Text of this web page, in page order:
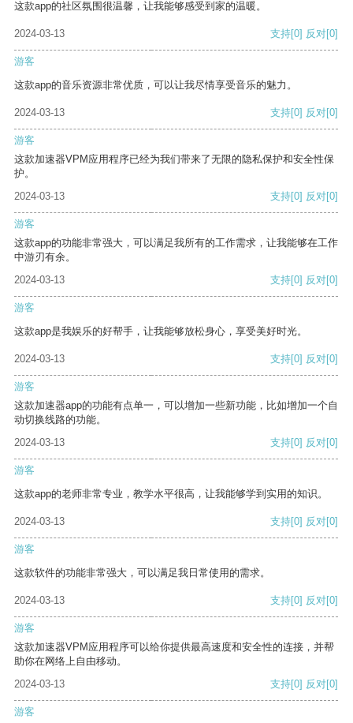
这款app的社区氛围很温馨，让我能够感受到家的温暖。
2024-03-13 支持[0] 反对[0]
游客
这款app的音乐资源非常优质，可以让我尽情享受音乐的魅力。
2024-03-13 支持[0] 反对[0]
游客
这款加速器VPM应用程序已经为我们带来了无限的隐私保护和安全性保
护。
2024-03-13
支持[0] 反对[0]
游客
这款app的功能非常强大，可以满足我所有的工作需求，让我能够在工作
中游刃有余。
2024-03-13
支持[0] 反对[0]
游客
这款app是我娱乐的好帮手，让我能够放松身心，享受美好时光。
2024-03-13 支持[0] 反对[0]
游客
这款加速器app的功能有点单一，可以增加一些新功能，比如增加一个自
动切换线路的功能。
2024-03-13
支持[0] 反对[0]
游客
这款app的老师非常专业，教学水平很高，让我能够学到实用的知识。
2024-03-13 支持[0] 反对[0]
游客
这款软件的功能非常强大，可以满足我日常使用的需求。
2024-03-13 支持[0] 反对[0]
游客
这款加速器VPM应用程序可以给你提供最高速度和安全性的连接，并帮
助你在网络上自由移动。
2024-03-13
支持[0] 反对[0]
游客